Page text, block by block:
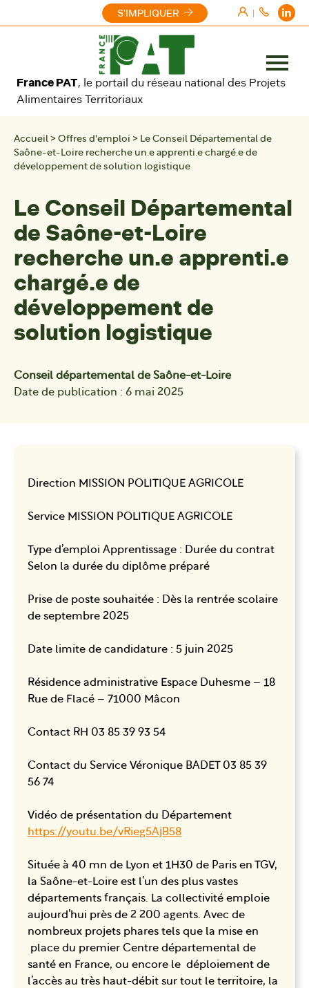
|
France PAT, le portail du réseau national des Projets
Alimentaires Territoriaux
S'IMPLIQUER
Ouvrir
le
Accueil > Offres d'emploi > Le Conseil Départemental de
Saône-et-Loire recherche un.e apprenti.e chargé.e de
développement de solution logistique
Le Conseil Départemental
de Saône-et-Loire
recherche un.e apprenti.e
chargé.e de
développement de
solution logistique
Conseil départemental de Saône-et-Loire
Date de publication : 6 mai 2025
Direction MISSION POLITIQUE AGRICOLE
Service MISSION POLITIQUE AGRICOLE
Type d’emploi Apprentissage : Durée du contrat
Selon la durée du diplôme préparé
Prise de poste souhaitée : Dès la rentrée scolaire
de septembre 2025
Date limite de candidature : 5 juin 2025
Résidence administrative Espace Duhesme – 18
Rue de Flacé – 71000 Mâcon
Contact RH 03 85 39 93 54
Contact du Service Véronique BADET 03 85 39
56 74
Vidéo de présentation du Département
https://youtu.be/vRieg5AjB58
Située à 40 mn de Lyon et 1H30 de Paris en TGV,
la Saône-et-Loire est l’un des plus vastes
départements français. La collectivité emploie
aujourd’hui près de 2 200 agents. Avec de
nombreux projets phares tels que la mise en
place du premier Centre départemental de
santé en France, ou encore le déploiement de
l’accès au très haut-débit sur tout le territoire, la